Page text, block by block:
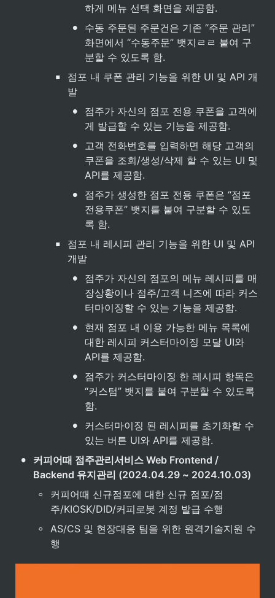
하게 메뉴 선택 화면을 제공함.
•
수동 주문된 주문건은 기존 “주문 관리”
화면에서 “수동주문” 뱃지ㄹㄹ 붙여 구
분할 수 있도록 함.
▪
점포 내 쿠폰 관리 기능을 위한 UI 및 API 개
발
•
점주가 자신의 점포 전용 쿠폰을 고객에
게 발급할 수 있는 기능을 제공함.
•
고객 전화번호를 입력하면 해당 고객의
쿠폰을 조회/생성/삭제 할 수 있는 UI 및
API를 제공함.
•
점주가 생성한 점포 전용 쿠폰은 “점포
전용쿠폰” 뱃지를 붙여 구분할 수 있도
록 함.
▪
점포 내 레시피 관리 기능을 위한 UI 및 API
개발
•
점주가 자신의 점포의 메뉴 레시피를 매
장상황이나 점주/고객 니즈에 따라 커스
터마이징할 수 있는 기능을 제공함.
•
현재 점포 내 이용 가능한 메뉴 목록에
대한 레시피 커스터마이징 모달 UI와
API를 제공함.
•
점주가 커스터마이징 한 레시피 항목은
“커스텀” 뱃지를 붙여 구분할 수 있도록
함.
•
커스터마이징 된 레시피를 초기화할 수
있는 버튼 UI와 API를 제공함.
•
커피어때 점주관리서비스 Web Frontend /
Backend 유지관리 (2024.04.29 ~ 2024.10.03)
◦
커피어때 신규점포에 대한 신규 점포/점
주/KIOSK/DID/커피로봇 계정 발급 수행
◦
AS/CS 및 현장대응 팀을 위한 원격기술지원 수
행